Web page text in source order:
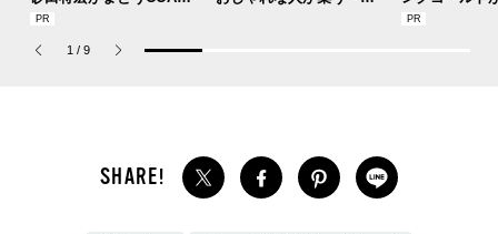
の新作フレグランス「コ
パルファム」
SUMMER
1 / 9